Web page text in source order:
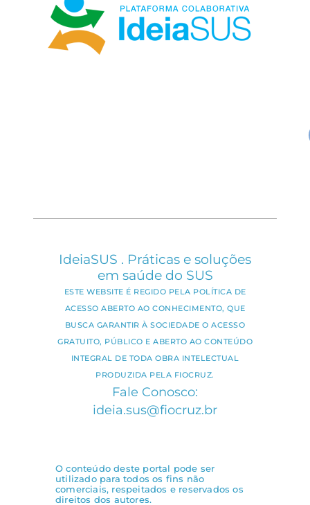
IdeiaSUS . Práticas e soluções
em saúde do SUS
ESTE WEBSITE É REGIDO PELA POLÍTICA DE
ACESSO ABERTO AO CONHECIMENTO, QUE
BUSCA GARANTIR À SOCIEDADE O ACESSO
GRATUITO, PÚBLICO E ABERTO AO CONTEÚDO
INTEGRAL DE TODA OBRA INTELECTUAL
PRODUZIDA PELA FIOCRUZ.
Fale Conosco:
ideia.sus@fiocruz.br
O conteúdo deste portal pode ser
utilizado para todos os fins não
comerciais, respeitados e reservados os
direitos dos autores.